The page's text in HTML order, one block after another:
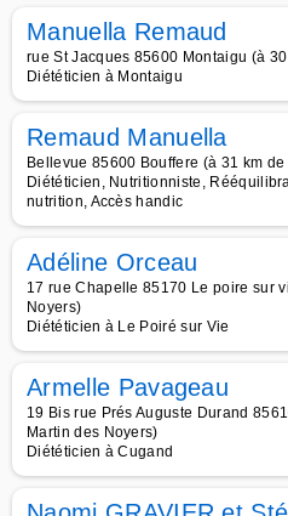
Manuella Remaud
rue St Jacques 85600 Montaigu (à
Diététicien à Montaigu
Remaud Manuella
Bellevue 85600 Bouffere (à 31 km
Diététicien, Nutritionniste,
nutrition, Accès handic
Adéline Orceau
17 rue Chapelle 85170 Le poire sur
Noyers)
Diététicien à Le Poiré sur Vie
Armelle Pavageau
19 Bis rue Prés Auguste Durand
Martin des Noyers)
Diététicien à Cugand